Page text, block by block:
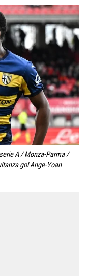
A / Monza-Parma /
gol Ange-Yoan